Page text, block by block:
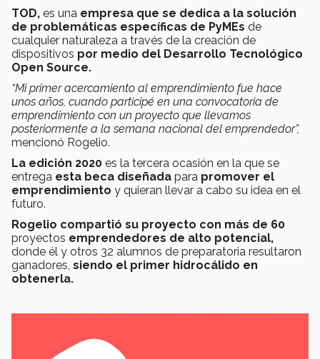
TOD, es una empresa que se dedica a la solución
de problemáticas específicas de PyMEs de
cualquier naturaleza a través de la creación de
dispositivos por medio del Desarrollo Tecnológico
Open Source.
“Mi primer acercamiento al emprendimiento fue hace
unos años, cuando participé en una convocatoria de
emprendimiento con un proyecto que llevamos
posteriormente a la semana nacional del emprendedor”,
mencionó Rogelio.
La edición 2020 es la tercera ocasión en la que se
entrega esta beca diseñada para promover el
emprendimiento y quieran llevar a cabo su idea en el
futuro.
Rogelio compartió su proyecto con más de 60
proyectos emprendedores de alto potencial,
donde él y otros 32 alumnos de preparatoria resultaron
ganadores, siendo el primer hidrocálido en
obtenerla.